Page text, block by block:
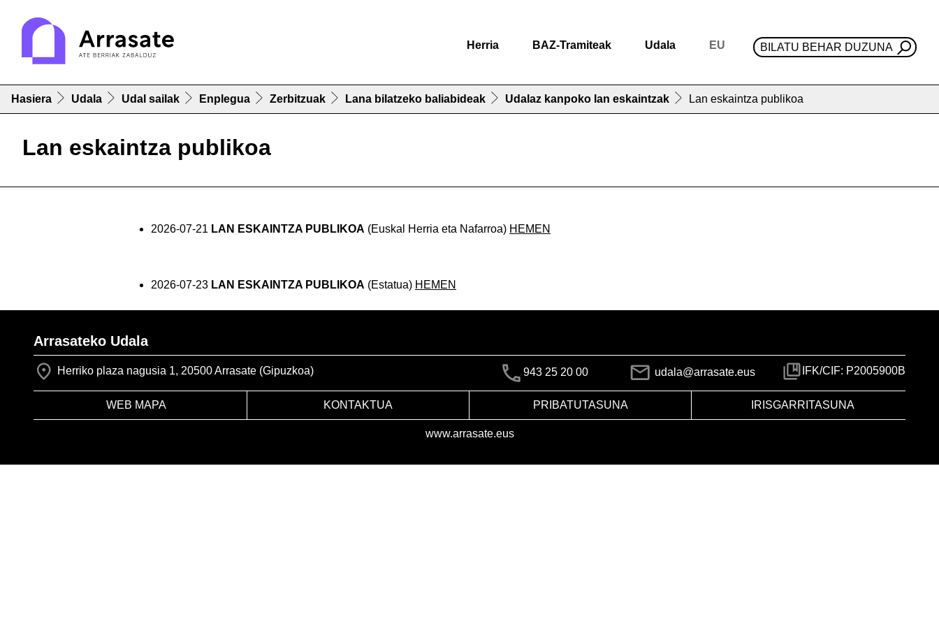
Herria BAZ-Tramiteak Udala EU BILATU BEHAR DUZUNA
Hasiera Udala Udal sailak Enplegua Zerbitzuak Lana bilatzeko baliabideak Udalaz kanpoko lan eskaintzak Lan eskaintza publikoa
Lan eskaintza publikoa
2026-07-21 LAN ESKAINTZA PUBLIKOA (Euskal Herria eta Nafarroa) HEMEN
2026-07-23 LAN ESKAINTZA PUBLIKOA (Estatua) HEMEN
Arrasateko Udala
Herriko plaza nagusia 1, 20500 Arrasate (Gipuzkoa) 943 25 20 00 udala@arrasate.eus IFK/CIF: P2005900B
WEB MAPA KONTAKTUA PRIBATUTASUNA IRISGARRITASUNA
www.arrasate.eus